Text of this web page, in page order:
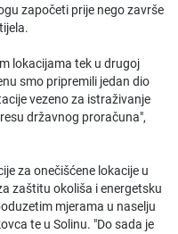
započeti prije nego završe
lokacijama tek u drugoj
smo pripremili jedan dio
vezeno za istraživanje
državnog proračuna",
za onečišćene lokacije u
zaštitu okoliša i energetsku
mjerama u naselju
te u Solinu. "Do sada je